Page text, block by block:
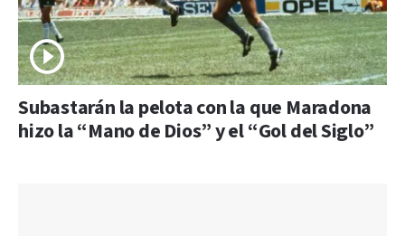
Subastarán la pelota con la que Maradona
hizo la “Mano de Dios” y el “Gol del Siglo”